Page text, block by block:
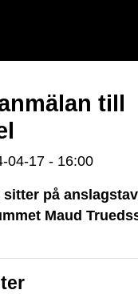
till
04-17 - 16:00
på
Maud